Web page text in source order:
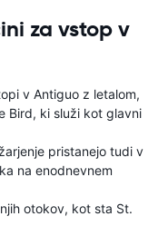
za vstop v
v Antiguo z letalom,
Bird, ki služi kot glavni
pristanejo tudi v
na enodnevnem
otokov, kot sta St.